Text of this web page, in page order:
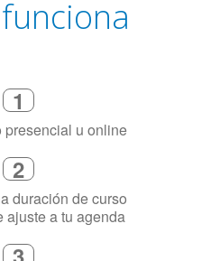
1
2
duración de curso